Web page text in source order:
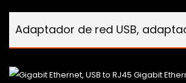
Adaptador de red USB,